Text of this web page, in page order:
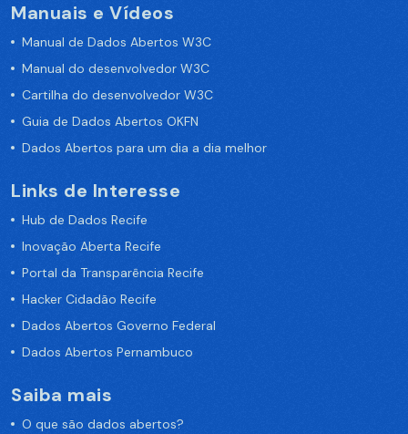
Manuais e Vídeos
Manual de Dados Abertos W3C
Manual do desenvolvedor W3C
Cartilha do desenvolvedor W3C
Guia de Dados Abertos OKFN
Dados Abertos para um dia a dia melhor
Links de Interesse
Hub de Dados Recife
Inovação Aberta Recife
Portal da Transparência Recife
Hacker Cidadão Recife
Dados Abertos Governo Federal
Dados Abertos Pernambuco
Saiba mais
O que são dados abertos?